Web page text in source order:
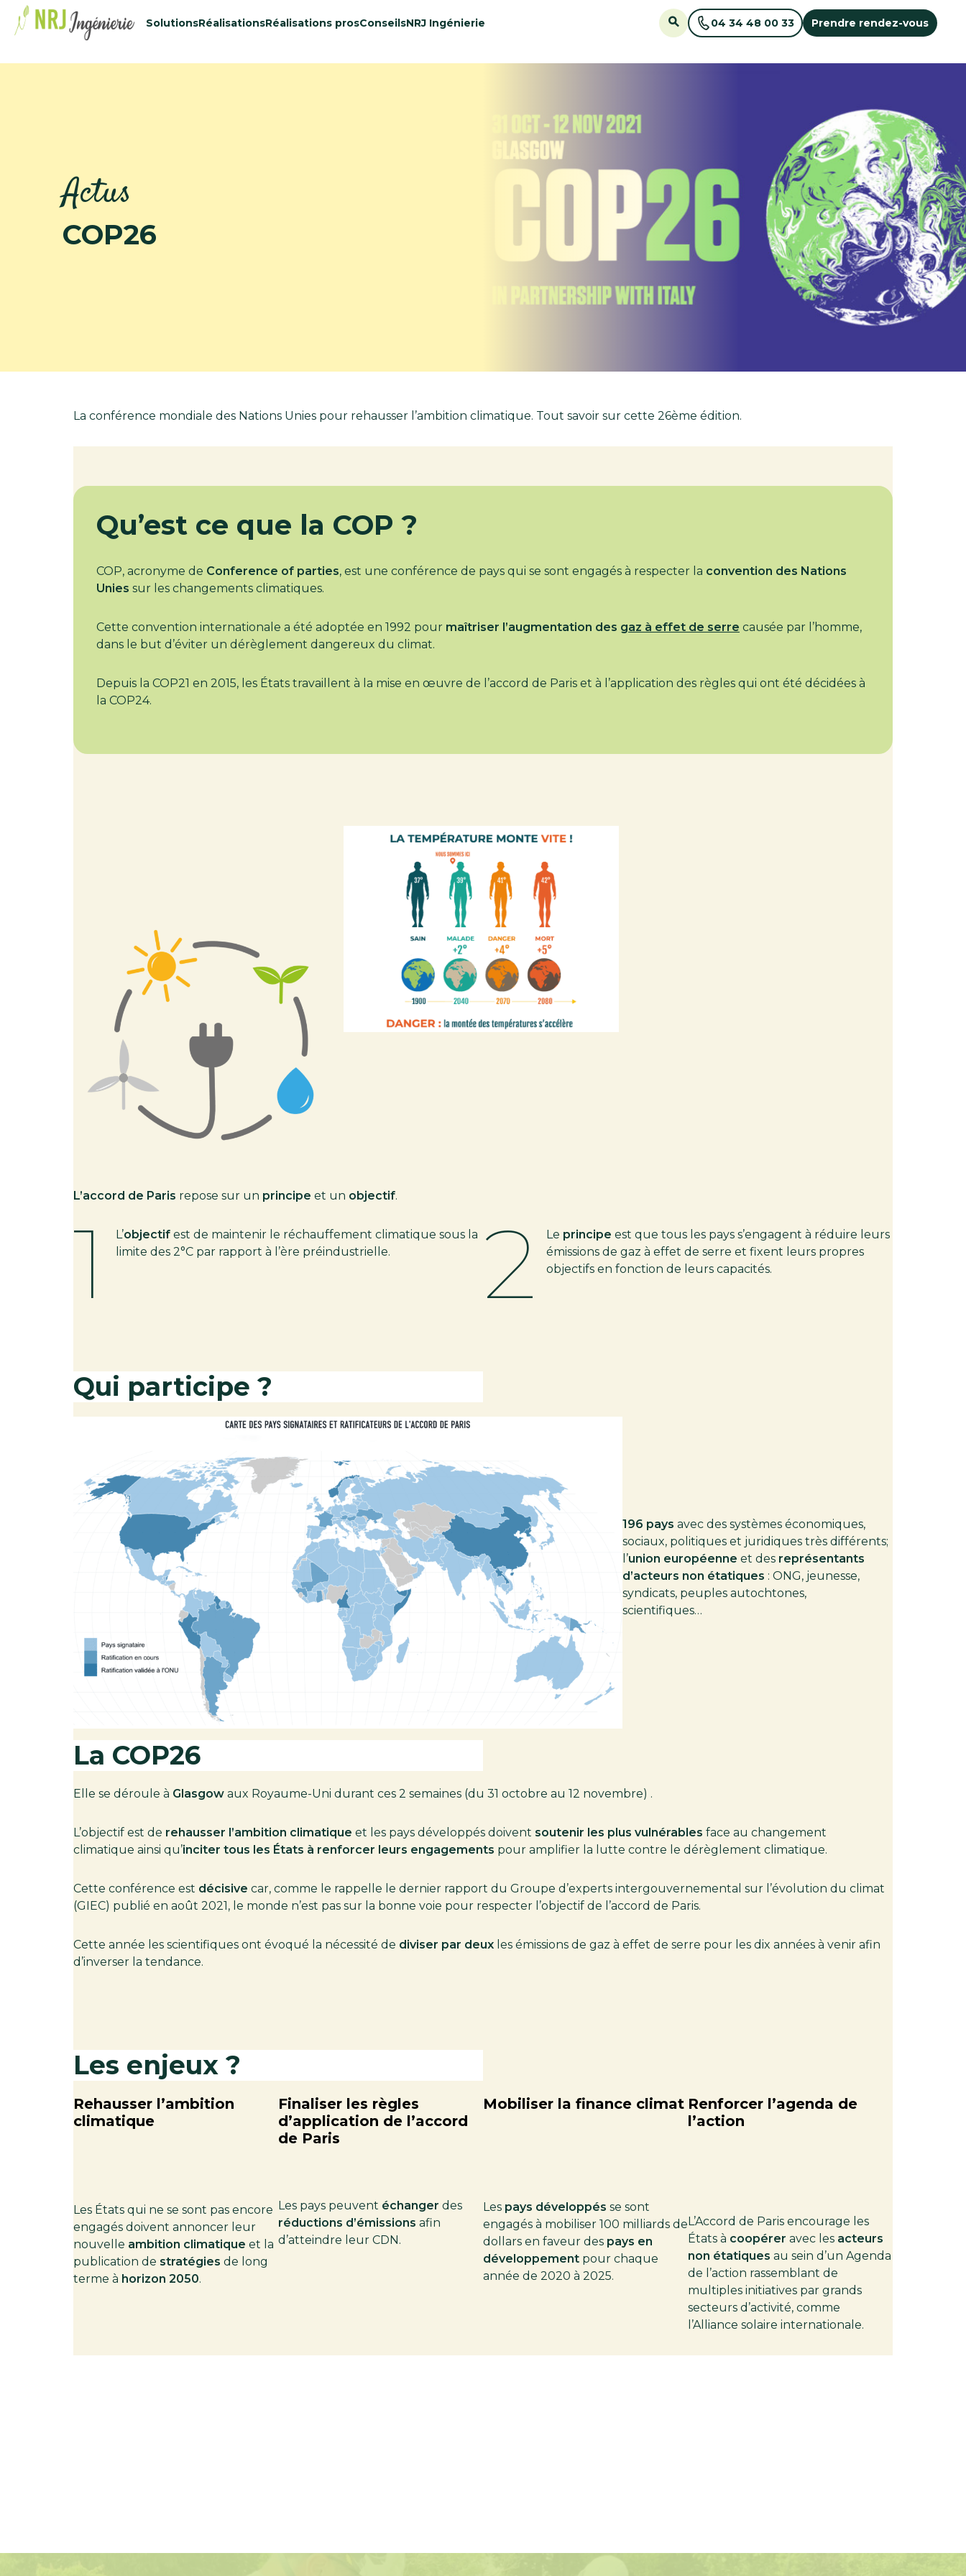
48434515
SolutionsRéalisationsRéalisations prosConseilsNRJ Ingénierie 04 34 48 00 33 Prendre rendez-vous
Actus
COP26
La conférence mondiale des Nations Unies pour rehausser l’ambition climatique. Tout savoir sur cette 26ème édition.
Qu’est ce que la COP ?
COP, acronyme de Conference of parties, est une conférence de pays qui se sont engagés à respecter la convention des Nations
Unies sur les changements climatiques.
Cette convention internationale a été adoptée en 1992 pour maîtriser l’augmentation des gaz à effet de serre causée par l’homme,
dans le but d’éviter un dérèglement dangereux du climat.
Depuis la COP21 en 2015, les États travaillent à la mise en œuvre de l’accord de Paris et à l’application des règles qui ont été décidées à
la COP24.
L’accord de Paris repose sur un principe et un objectif.
1 L’objectif est de maintenir le réchauffement climatique sous la
limite des 2°C par rapport à l’ère préindustrielle.
2 Le principeest que tous les pays s’engagent à réduire leurs
émissions de gaz à effet de serre et fixent leurs propres
objectifs en fonction de leurs capacités.
Qui participe ?
196 pays avec des systèmes économiques,
sociaux, politiques et juridiques très différents;
l’union européenne et des représentants
d’acteurs non étatiques : ONG, jeunesse,
syndicats, peuples autochtones,
scientifiques…
La COP26
Elle se déroule à Glasgow aux Royaume-Uni durant ces 2 semaines (du 31 octobre au 12 novembre) .
L’objectif est de rehausser l’ambition climatique et les pays développés doivent soutenir les plus vulnérables face au changement
climatique ainsi qu’inciter tous les États à renforcer leurs engagements pour amplifier la lutte contre le dérèglement climatique.
Cette conférence est décisive car, comme le rappelle le dernier rapport du Groupe d’experts intergouvernemental sur l’évolution du climat
(GIEC) publié en août 2021, le monde n’est pas sur la bonne voie pour respecter l’objectif de l’accord de Paris.
Cette année les scientifiques ont évoqué la nécessité de diviser par deux les émissions de gaz à effet de serre pour les dix années à venir afin
d’inverser la tendance.
Les enjeux ?
Rehausser l’ambition
climatique
Les États qui ne se sont pas encore
engagés doivent annoncer leur
nouvelle ambition climatique et la
publication de stratégies de long
terme à horizon 2050.
Finaliser les règles
d’application de l’accord
de Paris
Les pays peuvent échanger des
réductions d’émissions afin
d’atteindre leur CDN.
Mobiliser la finance climat
Les pays développés se sont
engagés à mobiliser 100 milliards de
dollars en faveur des pays en
développement pour chaque
année de 2020 à 2025.
Renforcer l’agenda de
l’action
L’Accord de Paris encourage les
États à coopérer avec les acteurs
non étatiques au sein d’un Agenda
de l’action rassemblant de
multiples initiatives par grands
secteurs d’activité, comme
l’Alliance solaire internationale.